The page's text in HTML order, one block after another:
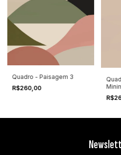
Quadro - Paisagem 3
R$260,00